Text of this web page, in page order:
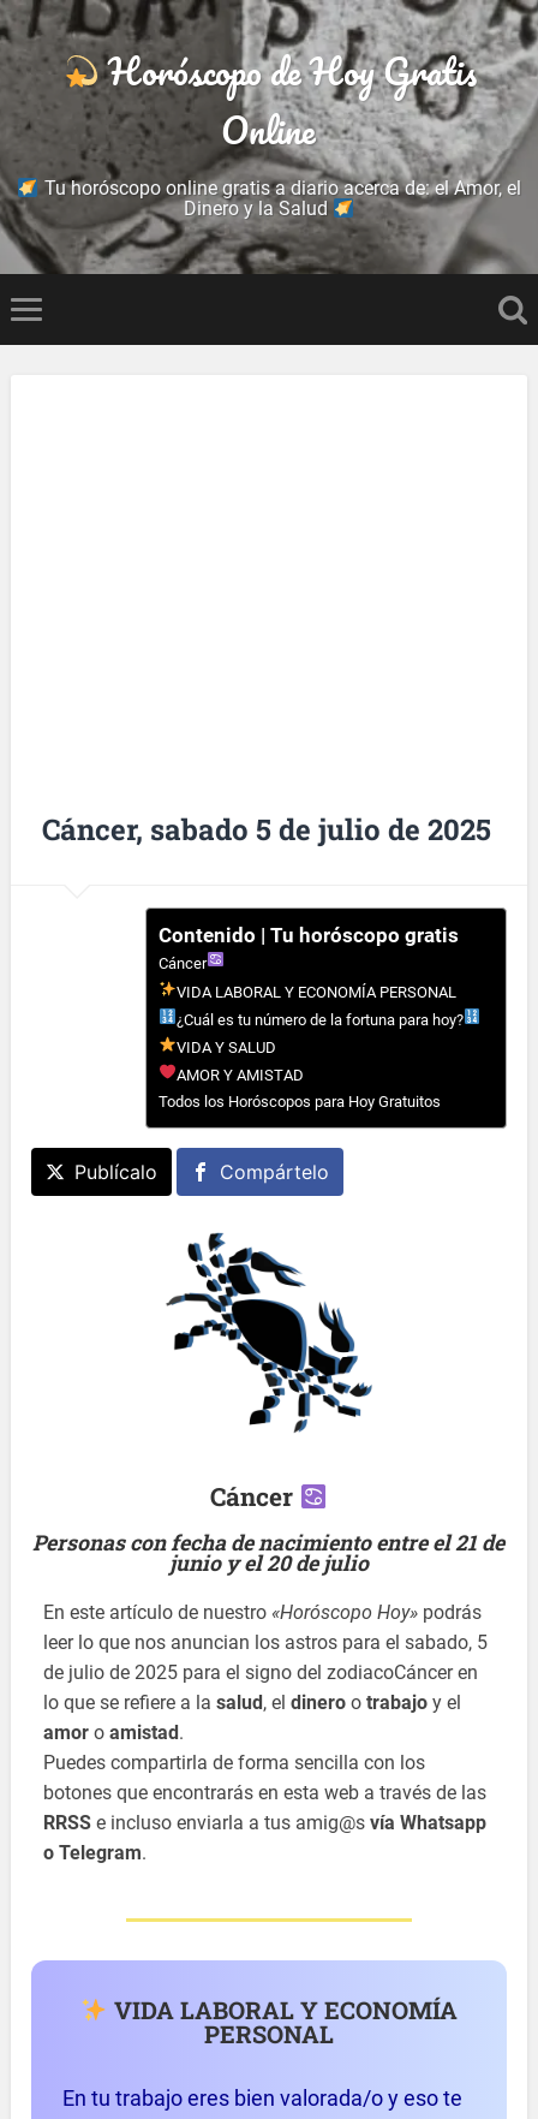
Horóscopo de Hoy Gratis
Online
Tu horóscopo online gratis a diario acerca de: el Amor, el
Dinero y la Salud
Cáncer, sabado 5 de julio de 2025
Contenido | Tu horóscopo gratis
Cáncer
VIDA LABORAL Y ECONOMÍA PERSONAL
¿Cuál es tu número de la fortuna para hoy?
VIDA Y SALUD
AMOR Y AMISTAD
Todos los Horóscopos para Hoy Gratuitos
Publícalo Compártelo
Cáncer
Personas con fecha de nacimiento entre el 21 de
junio y el 20 de julio
En este artículo de nuestro «Horóscopo Hoy» podrás
leer lo que nos anuncian los astros para el sabado, 5
de julio de 2025 para el signo del zodiacoCáncer en
lo que se refiere a lasalud , eldinero otrabajo y el
amor oamistad .
Puedes compartirla de forma sencilla con los
botones que encontrarás en esta web a través de las
RRSS e incluso enviarla a tus amig@svía Whatsapp
o Telegram.
VIDA LABORAL Y ECONOMÍA
PERSONAL
En tu trabajo eres bien valorada/o y eso te